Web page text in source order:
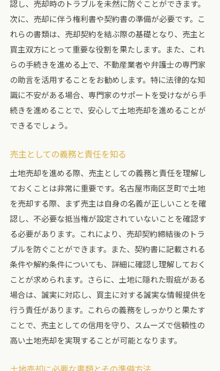
認し、売却時のトラブルを未然に防ぐことができます。
次に、売却に伴う権利書や契約書の準備が必要です。こ
れらの書類は、売却契約を結ぶ際の基礎となり、売主と
買主双方にとって重要な役割を果たします。また、これ
らの手続きを進める上で、不動産業者や弁護士の専門家
の助言を活用することをお勧めします。特に法律的な知
識に不安がある場合、専門家のサポートを受けながら手
続きを進めることで、安心して土地売却を進めることが
できるでしょう。
売主としての義務と責任を知る
土地売却を進める際、売主としての義務と責任を理解し
ておくことは非常に重要です。名古屋市南区芝町で土地
を売却する際、まず売主は自身の名義が正しいことを確
認し、不必要な抵当権が設定されていないことを確認す
る必要があります。これにより、売却契約締結後のトラ
ブルを防ぐことができます。また、契約書に記載される
条件や解約条件についても、詳細に確認し理解しておく
ことが求められます。さらに、土地に隠れた瑕疵がある
場合は、誠実に対応し、買主に対する誠実な情報提供を
行う責任があります。これらの義務をしっかりと果たす
ことで、売主としての信用を守り、スムーズで信頼性の
高い土地売却を実現することが可能となります。